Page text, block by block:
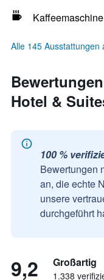
Kaffeemaschine
Alle 145 Ausstattungen
Hotel &
100 %
Bewertungen
an, die echte
unsere
durchgeführt
9,2 Großartig
1.338